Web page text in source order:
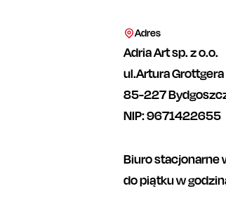
Adres
Adria Art sp. z o.o.
ul.Artura
85-227
NIP: 9671422655
Biuro stacjonarne
do piątkuw